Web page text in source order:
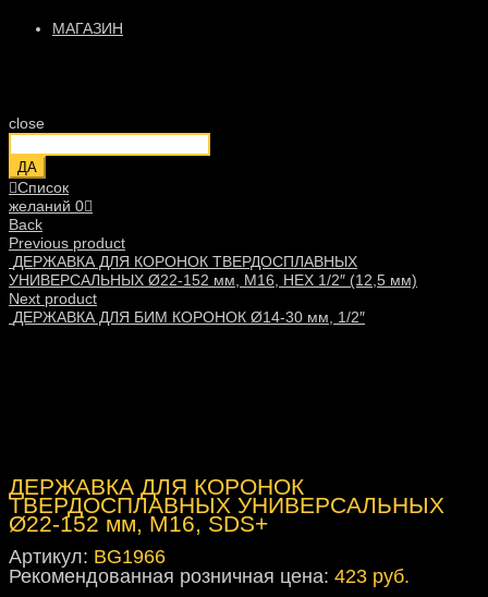
МАГАЗИН
close
ДА
Список
желаний 0
Back
Previous product
ДЕРЖАВКА ДЛЯ КОРОНОК ТВЕРДОСПЛАВНЫХ
УНИВЕРСАЛЬНЫХ Ø22-152 мм, М16, HEX 1/2″ (12,5 мм)
Next product
ДЕРЖАВКА ДЛЯ БИМ КОРОНОК Ø14-30 мм, 1/2″
ДЕРЖАВКА ДЛЯ КОРОНОК
ТВЕРДОСПЛАВНЫХ УНИВЕРСАЛЬНЫХ
Ø22-152 мм, М16, SDS+
Артикул: BG1966
Рекомендованная розничная цена: 423 руб.